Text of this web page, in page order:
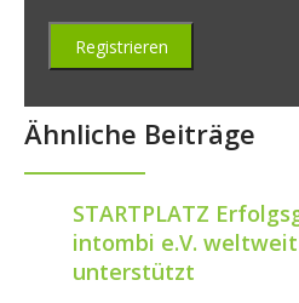
Ähnliche Beiträge
STARTPLATZ
intombi e.V.
unterstützt